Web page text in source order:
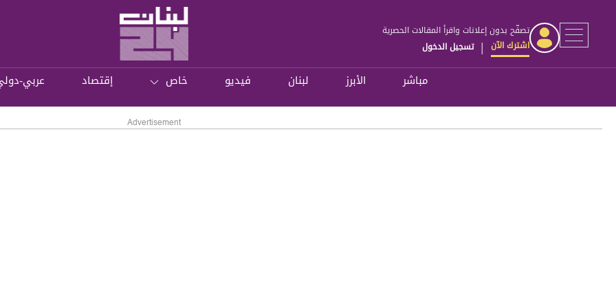
تصفّح بدون إعلانات واقرأ المقالات الحصرية
اشترك الآن | تسجيل الدخول
مباشر الأبرز لبنان فيديو خاص إقتصاد عربي-
Advertisement